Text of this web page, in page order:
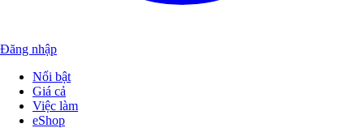
Đăng nhập
Nổi bật
Giá cả
Việc làm
eShop